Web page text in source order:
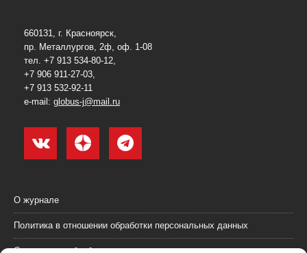
660131, г. Красноярск,
пр. Металлургов, 2ф, оф. 1-08
тел. +7 913 534-80-12,
+7 906 911-27-03,
+7 913 532-92-11
e-mail: globus-j@mail.ru
О журнале
Политика в отношении обработки персональных данных
Согласие на обработку персональных данных